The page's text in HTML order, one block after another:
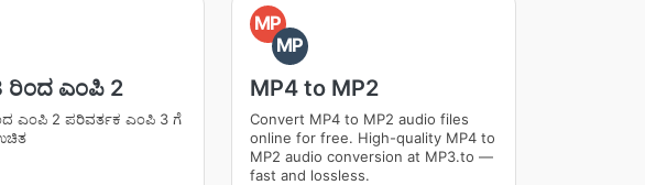
ರಿಂದ ಎಂಪಿ 2
ಎಂಪಿ 2 ಪರಿವರ್ತಕ ಎಂಪಿ 3 ಗೆ
MP
MP
MP4 to MP2
Convert MP4 to MP2 audio files
online for free. High-quality MP4 to
MP2 audio conversion at MP3.to —
fast and lossless.